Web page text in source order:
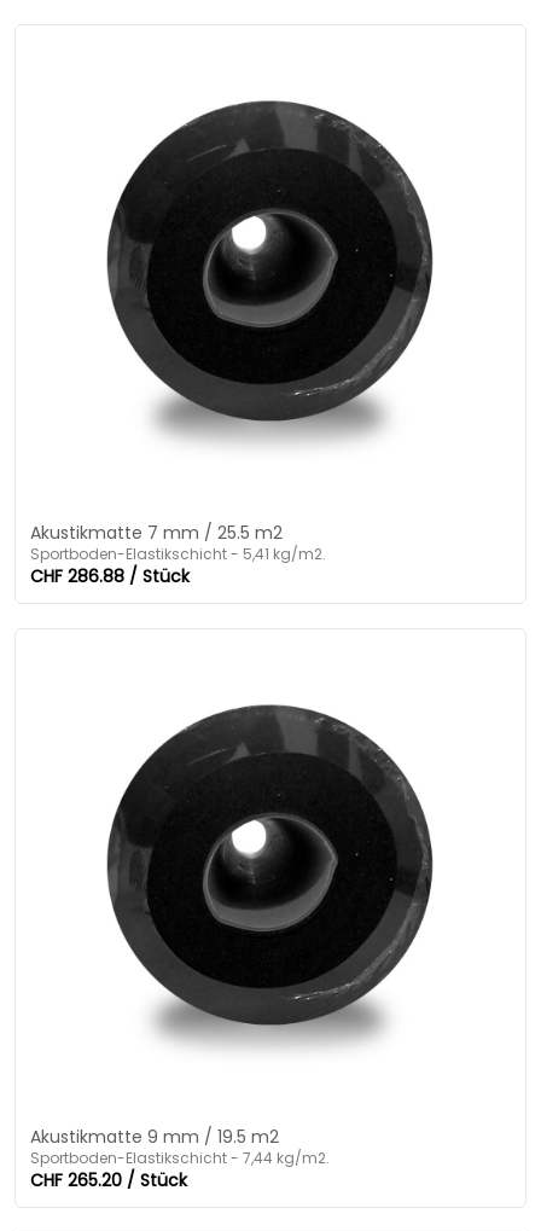
Akustikmatte 7 mm / 25.5 m2
Sportboden-Elastikschicht - 5,41 kg/m2.
CHF 286.88 / Stück
Akustikmatte 9 mm / 19.5 m2
Sportboden-Elastikschicht - 7,44 kg/m2.
CHF 265.20 / Stück